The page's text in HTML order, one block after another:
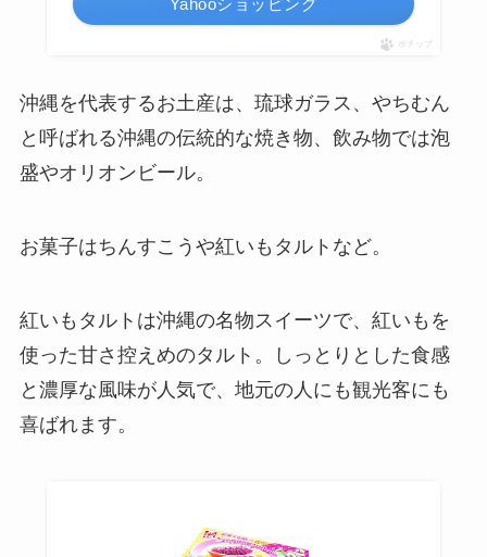
Yahooショッピング
ポチップ
沖縄を代表するお土産は、琉球ガラス、やちむん
と呼ばれる沖縄の伝統的な焼き物、飲み物では泡
盛やオリオンビール。
お菓子はちんすこうや紅いもタルトなど。
紅いもタルトは沖縄の名物スイーツで、紅いもを
使った甘さ控えめのタルト。しっとりとした食感
と濃厚な風味が人気で、地元の人にも観光客にも
喜ばれます。